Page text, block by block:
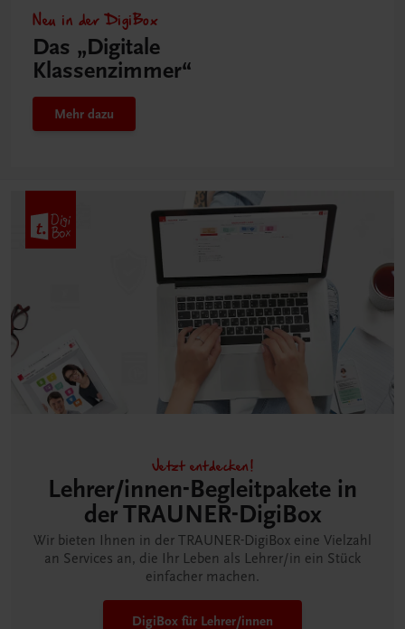
Neu in der DigiBox
Das „Digitale
Klassenzimmer“
Mehr dazu
Jetzt entdecken!
Lehrer/innen-Begleitpakete in
der TRAUNER-DigiBox
Wir bieten Ihnen in der TRAUNER-DigiBox eine Vielzahl
an Services an, die Ihr Leben als Lehrer/in ein Stück
einfacher machen.
DigiBox für Lehrer/innen